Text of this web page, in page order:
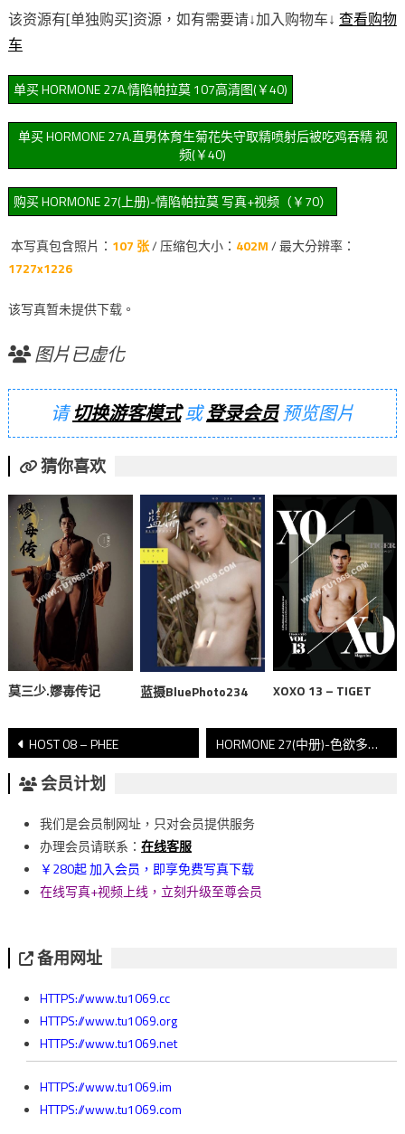
该资源有[单独购买]资源，如有需要请↓加入购物车↓ 查看购物
车
本写真包含照片： 107 张/ 压缩包大小： 402M/ 最大分辨率：
1727x1226
该写真暂未提供下载。
图片已虚化
请切换游客模式或登录会员预览图片
猜你喜欢
莫三少.嫪毐传记 蓝摄BluePhoto234 XOXO 13 – TIGET
文
章
導
覽
HOST 08 – PHEE HORMONE 27(中册)-色欲多巴胺
会员计划
我们是会员制网址，只对会员提供服务
办理会员请联系： 在线客服
￥280起 加入会员，即享免费写真下载
在线写真+视频上线，立刻升级至尊会员
备用网址
HTTPS://www.tu1069.cc
HTTPS://www.tu1069.org
HTTPS://www.tu1069.net
HTTPS://www.tu1069.im
HTTPS://www.tu1069.com